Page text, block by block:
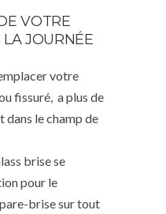
VOTRE
JOURNÉE
votre
fissuré, a plus de
dans le champ de
brise se
pour le
brise sur tout